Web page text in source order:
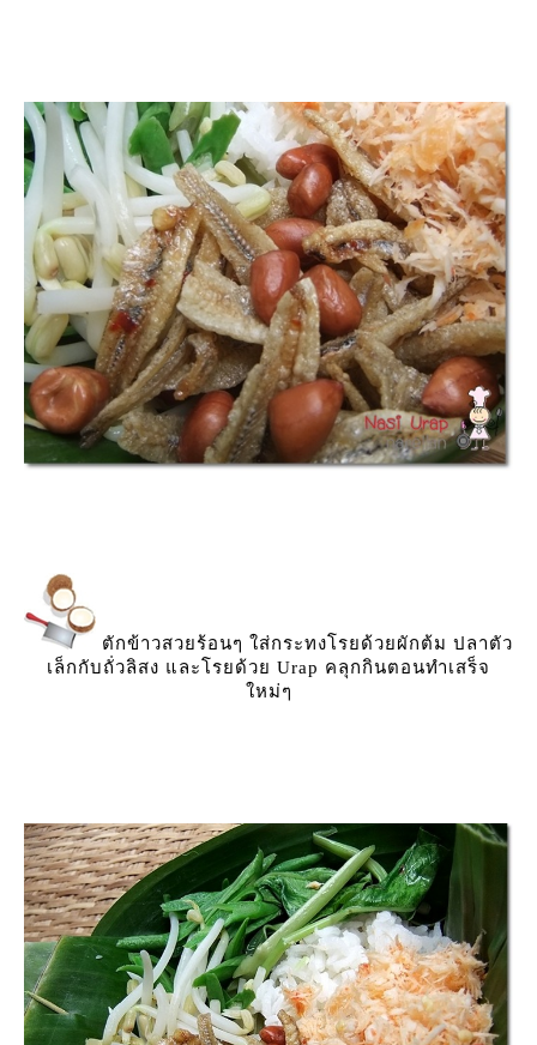
ตักข้าวสวยร้อนๆ ใส่กระทงโรยด้วยผักต้ม ปลาตัว
เล็กกับถั่วลิสง และโรยด้วย Urap คลุกกินตอนทำเสร็จ
หม่ๆ